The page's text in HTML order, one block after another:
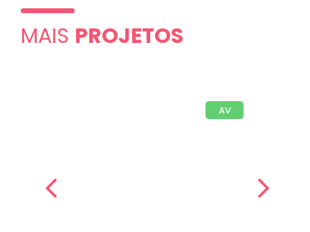
MAIS PROJETOS
AV